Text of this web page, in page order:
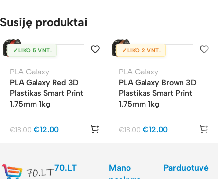
Susiję produktai
✓ LIKO 5 VNT.
PLA Galaxy
PLA Galaxy Red 3D
Plastikas Smart Print
1.75mm 1kg
€18.00 €12.00
✓ LIKO 2 VNT.
PLA Galaxy
PLA Galaxy Brown 3D
Plastikas Smart Print
1.75mm 1kg
€18.00 €12.00
70.LT
Mano
Parduotuvė